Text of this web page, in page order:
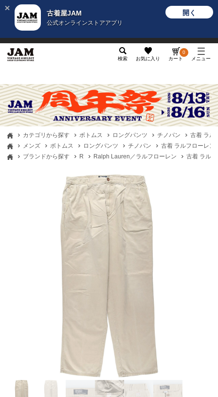
古着屋JAM
公式オンラインストアアプリ
開く
検索 お気に入り カート
0
メニュー
カテゴリから探す ボトムス ロングパンツ チノパン
古着 ラル
メンズ
ボトムス ロングパンツ チノパン
古着 ラルフローレ
ブランドから探す
R Ralph Lauren／ラルフローレン 古着 ラル